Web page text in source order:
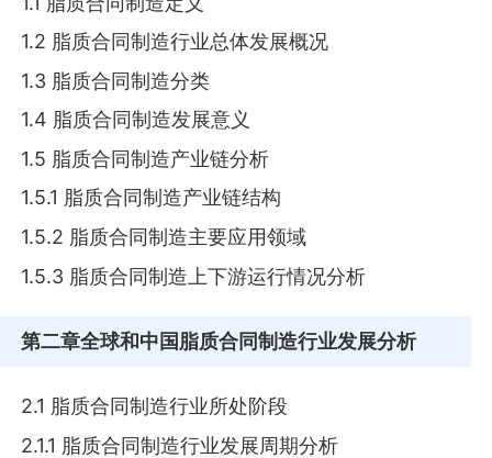
1.2 脂质合同制造行业总体发展概况
1.3 脂质合同制造分类
1.4 脂质合同制造发展意义
1.5 脂质合同制造产业链分析
1.5.1 脂质合同制造产业链结构
1.5.2 脂质合同制造主要应用领域
1.5.3 脂质合同制造上下游运行情况分析
第二章全球和中国脂质合同制造行业发展分析
2.1 脂质合同制造行业所处阶段
2.1.1 脂质合同制造行业发展周期分析